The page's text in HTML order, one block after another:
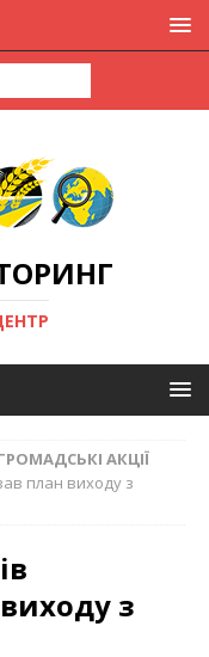
АКЦІЇ
план виходу з
з